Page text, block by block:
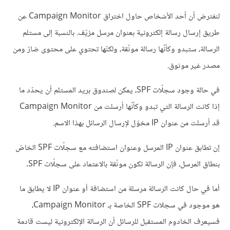
لنفترض أن أحد الأشخاص حاول اختراق Campaign Monitor عن
طريق إرسال رسالة إلكترونية بعنوان مرسل مزيّف. بالنسبة إلى مستلم
الرسالة، ستبدو وكأنّها رسالة موثّقة، ولكنّها تحتوي على محتوى ضارّ ومن
مصدر غير موثوق.
في حالة وجود سجلّات SPF، يمكن لصندوق بريد المستلم أن يحدّد ما
إذا كانت الرسالة التي تبدو وكأنّها أرسلت من Campaign Monitor
قد أرسلت من عنوان IP مخوّل لإرسال الرسائل بهذا الاسم.
إن تطابق عنوان IP المرسل وعنوان استضافته مع سجلّات SPF الخاصّ
بنطاق المرسل، فإن الرسالة تكون موثّقة بالاعتماد على سجلّات SPF.
أما في حال كانت الرسالة مرسلة من استضافة أو عنوان IP لا يطابق ما
هو موجود في سجلات SPF الخاصة بـ Campaign Monitor،
فسيعرف الخادوم المستقبل للرسائل أن الرسالة الإلكترونية ليست قادمة